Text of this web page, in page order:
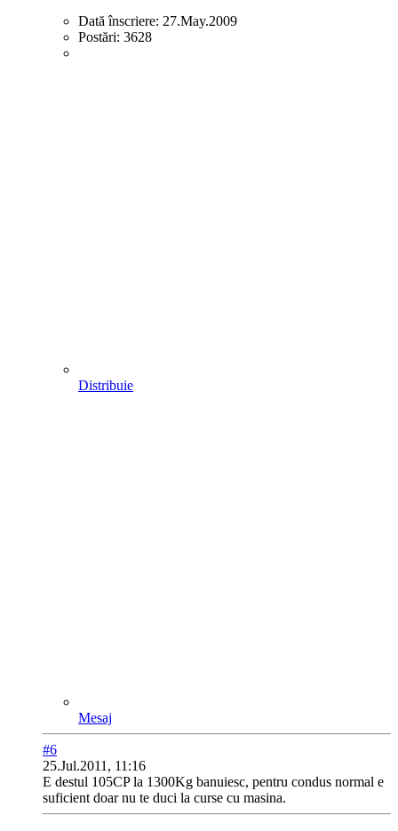
Dată înscriere: 27.May.2009
Postări: 3628
Distribuie
Mesaj
#6
25.Jul.2011, 11:16
E destul 105CP la 1300Kg banuiesc, pentru condus normal e
suficient doar nu te duci la curse cu masina.